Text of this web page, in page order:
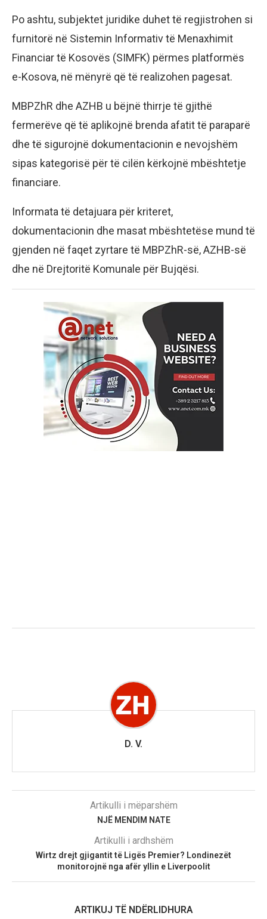
Po ashtu, subjektet juridike duhet të regjistrohen si
furnitorë në Sistemin Informativ të Menaxhimit
Financiar të Kosovës (SIMFK) përmes platformës
e-Kosova, në mënyrë që të realizohen pagesat.
MBPZhR dhe AZHB u bëjnë thirrje të gjithë
fermerëve që të aplikojnë brenda afatit të paraparë
dhe të sigurojnë dokumentacionin e nevojshëm
sipas kategorisë për të cilën kërkojnë mbështetje
financiare.
Informata të detajuara për kriteret,
dokumentacionin dhe masat mbështetëse mund të
gjenden në faqet zyrtare të MBPZhR-së, AZHB-së
dhe në Drejtoritë Komunale për Bujqësi.
D. V.
Artikulli i mëparshëm
NJË MENDIM NATE
Artikulli i ardhshëm
Wirtz drejt gjigantit të Ligës Premier? Londinezët
monitorojnë nga afër yllin e Liverpoolit
ARTIKUJ TË NDËRLIDHURA